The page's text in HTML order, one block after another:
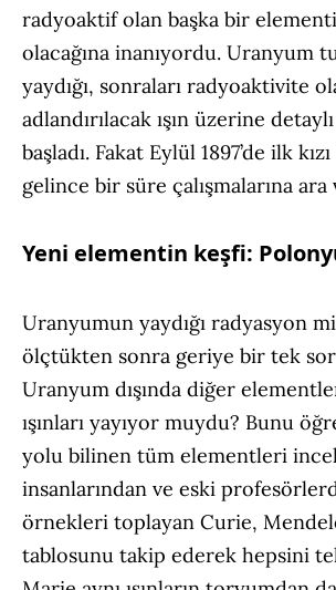
radyoaktif olan başka bir
olacağına inanıyordu. Uranyum
yaydığı, sonraları radyoaktivite
adlandırılacak ışın üzerine
başladı. Fakat Eylül 1897’de ilk
gelince bir süre çalışmalarına ara
Yeni elementin keşfi:
Uranyumun yaydığı radyasyon
ölçtükten sonra geriye bir tek
Uranyum dışında diğer
ışınları yayıyor muydu? Bunu
yolu bilinen tüm elementleri
insanlarından ve eski
örnekleri toplayan Curie,
tablosunu takip ederek hepsini